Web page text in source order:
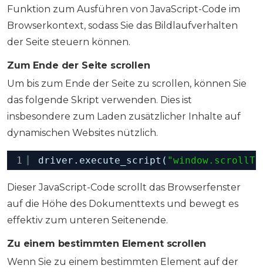
Funktion zum Ausführen von JavaScript-Code im
Browserkontext, sodass Sie das Bildlaufverhalten
der Seite steuern können.
Zum Ende der Seite scrollen
Um bis zum Ende der Seite zu scrollen, können Sie
das folgende Skript verwenden. Dies ist
insbesondere zum Laden zusätzlicher Inhalte auf
dynamischen Websites nützlich.
1 driver.execute_script(
Dieser JavaScript-Code scrollt das Browserfenster
auf die Höhe des Dokumenttexts und bewegt es
effektiv zum unteren Seitenende.
Zu einem bestimmten Element scrollen
Wenn Sie zu einem bestimmten Element auf der